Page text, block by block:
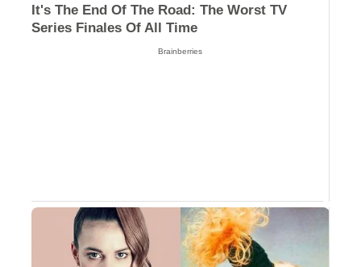
It's The End Of The Road: The Worst TV
Series Finales Of All Time
Brainberries